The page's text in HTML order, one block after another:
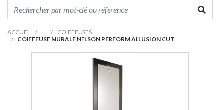
ACCUEIL
COIFFEUSES
COIFFEUSE MURALE NELSON PERFORM ALLUSION CUT